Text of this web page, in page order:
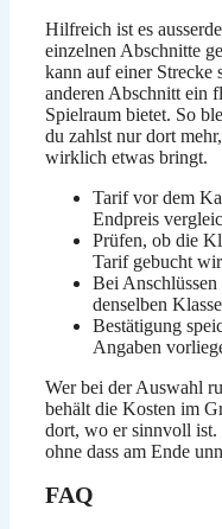
Hilfreich ist es
einzelnen Abschnitte
kann auf einer Strecke
anderen Abschnitt ein
Spielraum bietet. So
du zahlst nur dort
wirklich etwas bringt.
Tarif vor dem
Endpreis
Prüfen, ob die
Tarif gebucht
Bei
denselben
Bestätigung
Angaben
Wer bei der Auswahl
behält die Kosten im
dort, wo er sinnvoll ist.
ohne dass am Ende
FAQ